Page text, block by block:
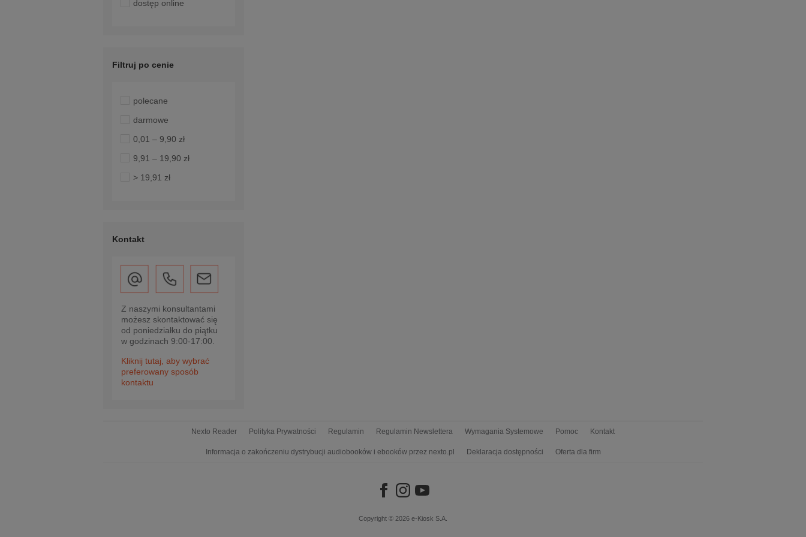
dostęp online
Filtruj po cenie
polecane
darmowe
0,01 – 9,90 zł
9,91 – 19,90 zł
> 19,91 zł
Kontakt
Z naszymi konsultantami
możesz skontaktować się
od poniedziałku do piątku
w godzinach 9:00-17:00.
Kliknij tutaj, aby wybrać
preferowany sposób
kontaktu
Nexto Reader Polityka Prywatności Regulamin Regulamin Newslettera Wymagania Systemowe Pomoc Kontakt
Informacja o zakończeniu dystrybucji audiobooków i ebooków przez nexto.pl Deklaracja dostępności Oferta dla firm
Copyright © 2026 e-Kiosk S.A.